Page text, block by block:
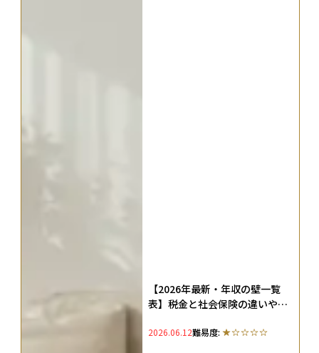
【2026年最新・年収の壁一覧
表】税金と社会保険の違いや扶
2026.06.12難易度: